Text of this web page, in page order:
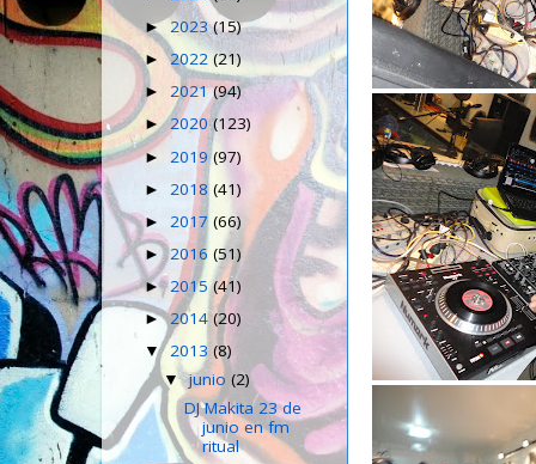
► 2023(15)
►2022(21)
► 2021(94)
►2020(123)
► 2019(97)
► 2018 (41)
► 2017 (66)
► 2016 (51)
►2015(41)
►2014 (20)
▼ 2013 (8)
▼junio(2)
DJ Makita 23 de
junio en fm
ritual